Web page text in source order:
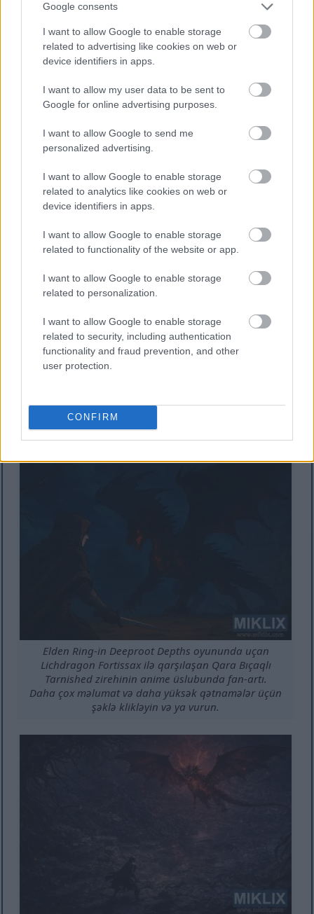
Google consents
I want to allow Google to enable storage
related to advertising like cookies on web or
device identifiers in apps.
I want to allow my user data to be sent to
Google for online advertising purposes.
I want to allow Google to send me
personalized advertising.
I want to allow Google to enable storage
related to analytics like cookies on web or
device identifiers in apps.
I want to allow Google to enable storage
related to functionality of the website or app.
I want to allow Google to enable storage
related to personalization.
I want to allow Google to enable storage
related to security, including authentication
functionality and fraud prevention, and other
user protection.
CONFIRM
Elden Ring-in Deeproot Depths oyununda Lichdragon
Fortissax ilə döyüşən Qara Bıçaqlı Tarnished zirehinin
anime üslubunda fan-artı.
Daha çox məlumat və daha yüksək qətnamələr üçün
şəklə klikləyin və ya vurun.
Anime üslubunda fanat sənəti, Dərinliklərdə qırmızı
ilə üz-üzə olan Qara Bıçaqlı Laklar zirehini göstərir.
Daha çox məlumat və daha yüksək qətnamələr üçün
şəklə klikləyin və ya vurun.
Elden Ring-in Deeproot Depths oyununda uçan
Lichdragon Fortissax ilə qarşılaşan Qara Bıçaqlı
Tarnished zirehinin anime üslubunda fan-artı.
Daha çox məlumat və daha yüksək qətnamələr üçün
şəklə klikləyin və ya vurun.